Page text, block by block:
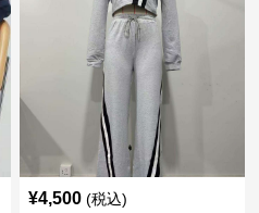
¥4,500 (税込)